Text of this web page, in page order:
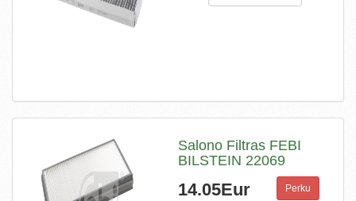
Salono Filtras FEBI
BILSTEIN 22069
14.05Eur Perku